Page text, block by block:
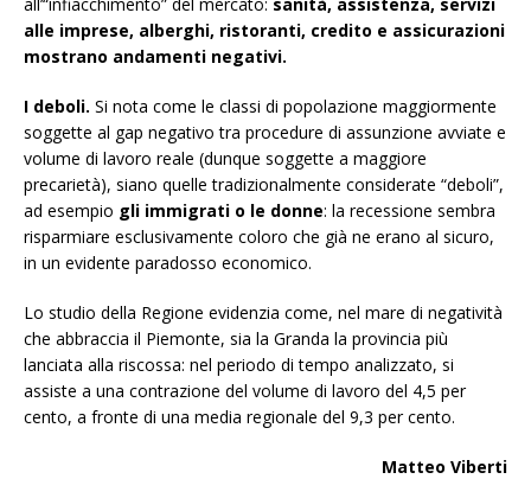
alle imprese, alberghi, ristoranti, credito e assicurazioni
mostrano andamenti negativi.
I deboli. Si nota come le classi di popolazione maggiormente
soggette al gap negativo tra procedure di assunzione avviate e
volume di lavoro reale (dunque soggette a maggiore
precarietà), siano quelle tradizionalmente considerate “deboli”,
ad esempio gli immigrati o le donne: la recessione sembra
risparmiare esclusivamente coloro che già ne erano al sicuro,
in un evidente paradosso economico.
Lo studio della Regione evidenzia come, nel mare di negatività
che abbraccia il Piemonte, sia la Granda la provincia più
lanciata alla riscossa: nel periodo di tempo analizzato, si
assiste a una contrazione del volume di lavoro del 4,5 per
cento, a fronte di una media regionale del 9,3 per cento.
Matteo Viberti